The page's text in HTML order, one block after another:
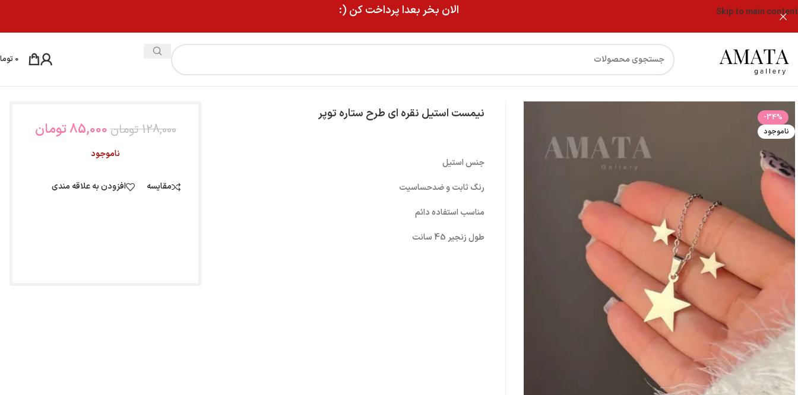
Skip to main content الان بخر بعدا پرداخت کن (:
0
-34%
ناموجود
نیمست استیل نقره ای طرح ستاره توپر
جنس استیل
رنگ ثابت و ضدحساسیت
مناسب استفاده دائم
طول زنجیر 45 سانت
128,000 تومان85,000تومان
ناموجود
مقایسه افزودن به علاقه مندی